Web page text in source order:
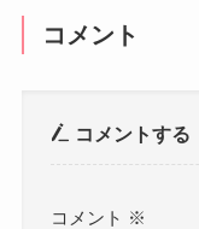
コメント
コメントする
コメント ※